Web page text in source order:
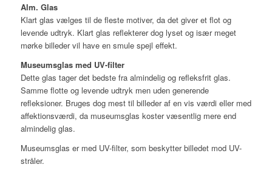
Alm. Glas
Klart glas vælges til de fleste motiver, da det giver et flot og
levende udtryk. Klart glas reflekterer dog lyset og især meget
mørke billeder vil have en smule spejl effekt.
Museumsglas med UV-filter
Dette glas tager det bedste fra almindelig og refleksfrit glas.
Samme flotte og levende udtryk men uden generende
refleksioner. Bruges dog mest til billeder af en vis værdi eller med
affektionsværdi, da museumsglas koster væsentlig mere end
almindelig glas.
Museumsglas er med UV-filter, som beskytter billedet mod UV-
stråler.